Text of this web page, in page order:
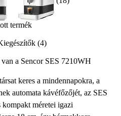
termék
(4)
a Sencor SES 7210WH
keres a mindennapokra, a
automata kávéfőzőjét, az SES
méretei igazi